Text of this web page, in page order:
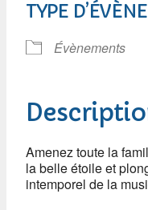
TYPE
Évènements
Amenez toute la
la belle étoile et
intemporel de la